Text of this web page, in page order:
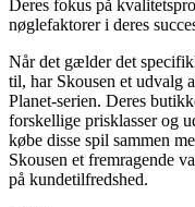
Deres fokus på
nøglefaktorer i deres
Når det gælder det
til, har Skousen et udvalg
Planet-serien. Deres
forskellige prisklasser og
købe disse spil sammen
Skousen et fremragende
på kundetilfredshed.